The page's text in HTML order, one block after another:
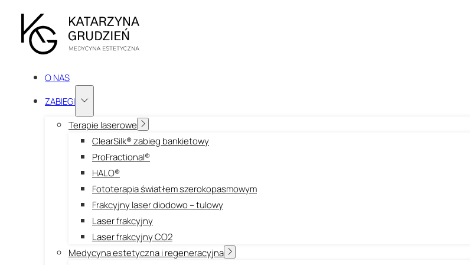
O NAS
ZABIEGI
Terapie laserowe
ClearSilk® zabieg bankietowy
ProFractional®
HALO®
Fototerapia światłem szerokopasmowym
Frakcyjny laser diodowo – tulowy
Laser frakcyjny
Laser frakcyjny CO2
Medycyna estetyczna i regeneracyjna